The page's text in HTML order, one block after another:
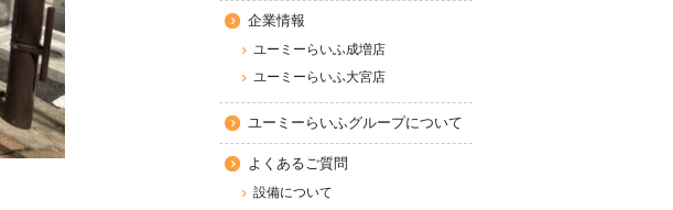
企業情報
ユーミーらいふ成増店
ユーミーらいふ大宮店
ユーミーらいふグループについて
よくあるご質問
設備について